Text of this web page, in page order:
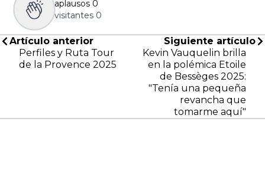
aplausos 0
visitantes 0
Artículo anterior
Perfiles y Ruta Tour
de la Provence 2025
Siguiente artículo
Kevin Vauquelin brilla
en la polémica Etoile
de Bessèges 2025:
"Tenía una pequeña
revancha que
tomarme aquí"